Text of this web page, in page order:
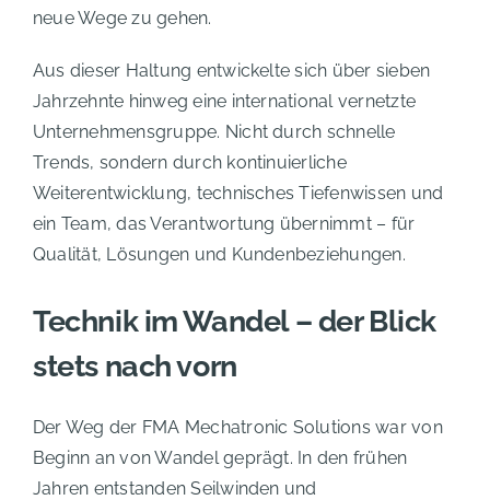
neue Wege zu gehen.
Aus dieser Haltung entwickelte sich über sieben
Jahrzehnte hinweg eine international vernetzte
Unternehmensgruppe. Nicht durch schnelle
Trends, sondern durch kontinuierliche
Weiterentwicklung, technisches Tiefenwissen und
ein Team, das Verantwortung übernimmt – für
Qualität, Lösungen und Kundenbeziehungen.
Technik im Wandel – der Blick
stets nach vorn
Der Weg der FMA Mechatronic Solutions war von
Beginn an von Wandel geprägt. In den frühen
Jahren entstanden Seilwinden und